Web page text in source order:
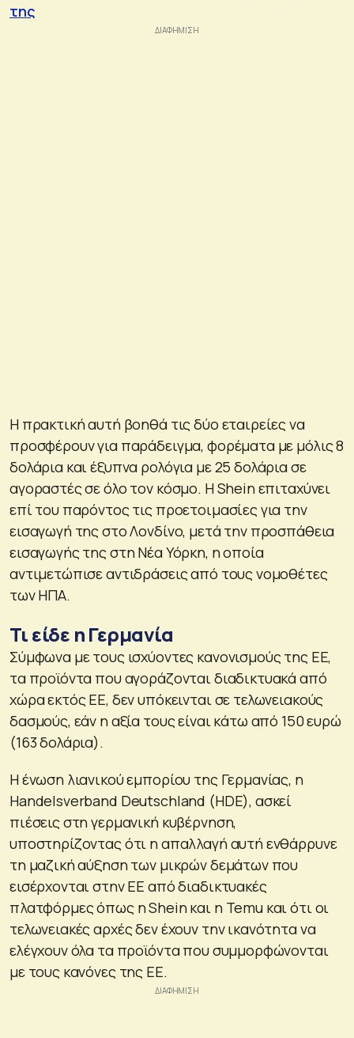
της
Η πρακτική αυτή βοηθά τις δύο εταιρείες να
προσφέρουν για παράδειγμα, φορέματα με μόλις 8
δολάρια και έξυπνα ρολόγια με 25 δολάρια σε
αγοραστές σε όλο τον κόσμο. Η Shein επιταχύνει
επί του παρόντος τις προετοιμασίες για την
εισαγωγή της στο Λονδίνο, μετά την προσπάθεια
εισαγωγής της στη Νέα Υόρκη, η οποία
αντιμετώπισε αντιδράσεις από τους νομοθέτες
των ΗΠΑ.
Τι είδε η Γερμανία
Σύμφωνα με τους ισχύοντες κανονισμούς της ΕΕ,
τα προϊόντα που αγοράζονται διαδικτυακά από
χώρα εκτός ΕΕ, δεν υπόκεινται σε τελωνειακούς
δασμούς, εάν η αξία τους είναι κάτω από 150 ευρώ
(163 δολάρια).
Η ένωση λιανικού εμπορίου της Γερμανίας, η
Handelsverband Deutschland (HDE), ασκεί
πιέσεις στη γερμανική κυβέρνηση,
υποστηρίζοντας ότι η απαλλαγή αυτή ενθάρρυνε
τη μαζική αύξηση των μικρών δεμάτων που
εισέρχονται στην ΕΕ από διαδικτυακές
πλατφόρμες όπως η Shein και η Temu και ότι οι
τελωνειακές αρχές δεν έχουν την ικανότητα να
ελέγχουν όλα τα προϊόντα που συμμορφώνονται
με τους κανόνες της ΕΕ.